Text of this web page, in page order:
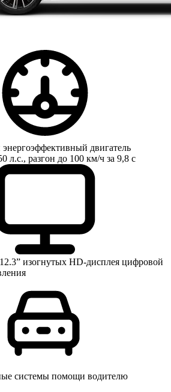
двигатель
л.с., разгон до 100 км/ч за 9,8 с
изогнутых HD-дисплея цифровой
системы помощи водителю